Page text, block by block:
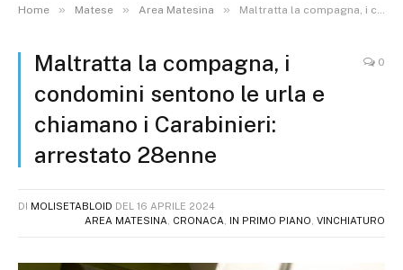
Home » Matese » Area Matesina » Maltratta la compagna, i condomini sentono le urla e chiamano i Carabinieri: arrestato 28enne
Maltratta la compagna, i
condomini sentono le urla e
chiamano i Carabinieri:
arrestato 28enne
0
DI MOLISETABLOID DEL 16 APRILE 2024
AREA MATESINA
CRONACA IN PRIMO PIANO VINCHIATURO